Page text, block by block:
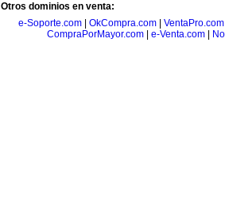
Otros dominios en venta:
e-Soporte.com
OkCompra.com VentaPro.com
CompraPorMayor.com| e-Venta.com|